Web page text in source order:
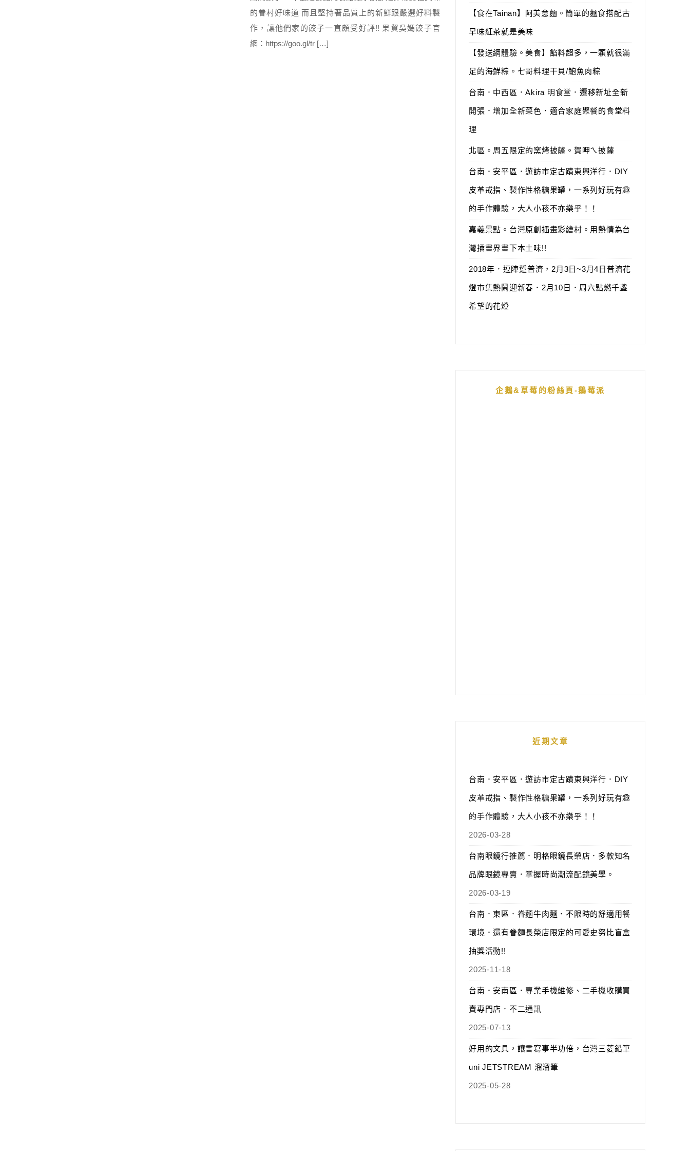
的眷村好味道 而且堅持著品質上的新鮮跟嚴選好料製
作，讓他們家的餃子一直頗受好評!! 果貿吳媽餃子官
網：https://goo.gl/tr […]
【食在Tainan】阿美意麵。簡單的麵食搭配古
早味紅茶就是美味
【發送網體驗。美食】餡料超多，一顆就很滿
足的海鮮粽。七哥料理干貝/鮑魚肉粽
台南．中西區．Akira 明食堂．遷移新址全新
開張．增加全新菜色．適合家庭聚餐的食堂料
理
北區。周五限定的窯烤披薩。賀呷ㄟ披薩
台南．安平區．遊訪市定古蹟東興洋行．DIY
皮革戒指、製作性格糖果罐，一系列好玩有趣
的手作體驗，大人小孩不亦樂乎！！
嘉義景點。台灣原創插畫彩繪村。用熱情為台
灣插畫界畫下本土味!!
2018年．逗陣踅普濟，2月3日~3月4日普濟花
燈市集熱鬧迎新春．2月10日．周六點燃千盞
希望的花燈
企鵝&草莓的粉絲頁-鵝莓派
近期文章
台南．安平區．遊訪市定古蹟東興洋行．DIY
皮革戒指、製作性格糖果罐，一系列好玩有趣
的手作體驗，大人小孩不亦樂乎！！
2026-03-28
台南眼鏡行推薦．明格眼鏡長榮店．多款知名
品牌眼鏡專賣．掌握時尚潮流配鏡美學。
2026-03-19
台南．東區．眷麵牛肉麵．不限時的舒適用餐
環境．還有眷麵長榮店限定的可愛史努比盲盒
抽獎活動!!
2025-11-18
台南．安南區．專業手機維修、二手機收購買
賣專門店．不二通訊
2025-07-13
好用的文具，讓書寫事半功倍，台灣三菱鉛筆
uni JETSTREAM 溜溜筆
2025-05-28